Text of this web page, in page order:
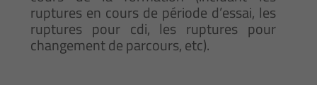
ruptures en cours de période d’essai, les
ruptures pour cdi, les ruptures pour
changement de parcours, etc).